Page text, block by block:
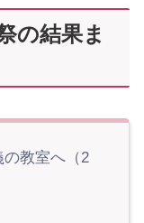
の結果ま
教室へ（2